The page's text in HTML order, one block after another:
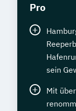
Pro
sein
Mit